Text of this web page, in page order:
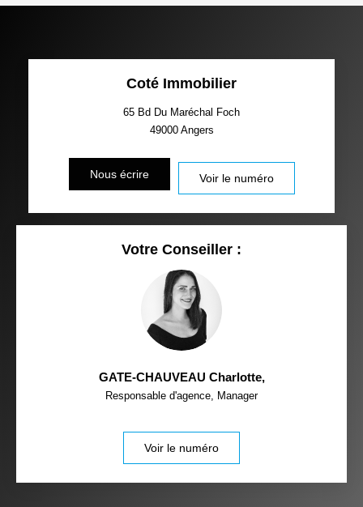
Coté Immobilier
65 Bd Du Maréchal Foch
49000 Angers
Nous écrire Voir le numéro
Votre Conseiller :
GATE-CHAUVEAU Charlotte,
Responsable d'agence, Manager
Voir le numéro